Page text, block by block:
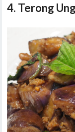
4. Terong